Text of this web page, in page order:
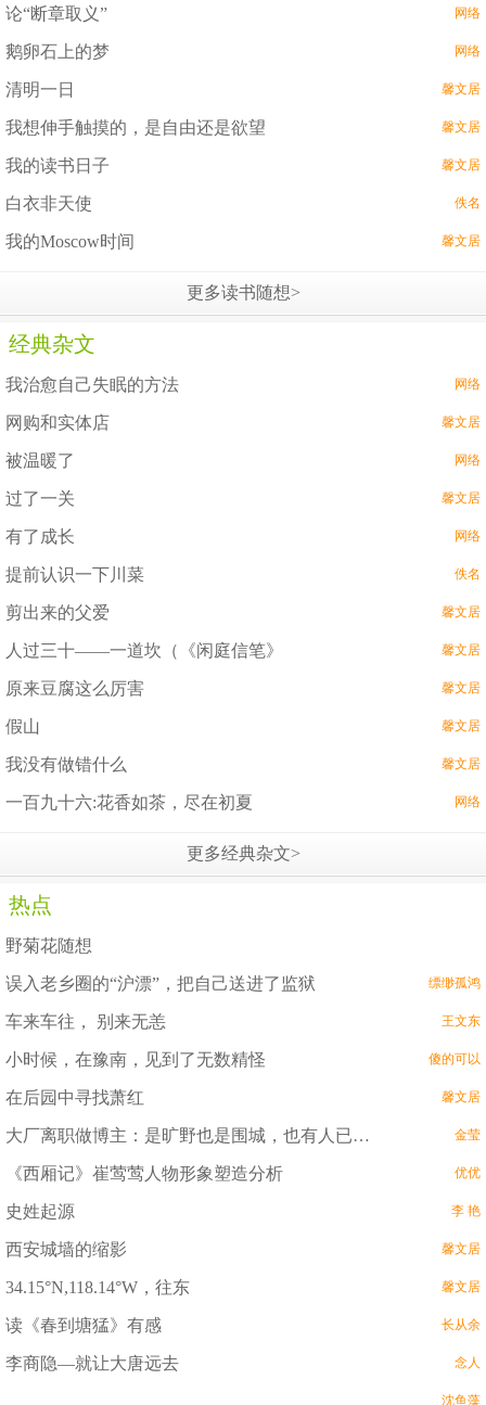
论“断章取义” 网络
鹅卵石上的梦 网络
清明一日 馨文居
我想伸手触摸的，是自由还是欲望 馨文居
我的读书日子 馨文居
白衣非天使 佚名
我的Moscow时间 馨文居
更多读书随想>
经典杂文
我治愈自己失眠的方法 网络
网购和实体店 馨文居
被温暖了 网络
过了一关 馨文居
有了成长 网络
提前认识一下川菜 佚名
剪出来的父爱 馨文居
人过三十——一道坎（《闲庭信笔》 馨文居
原来豆腐这么厉害 馨文居
假山 馨文居
我没有做错什么 馨文居
一百九十六:花香如茶，尽在初夏 网络
更多经典杂文>
热点
野菊花随想
缥缈孤鸿
误入老乡圈的“沪漂”，把自己送进了监狱
王文东
车来车往， 别来无恙
傻的可以
小时候，在豫南，见到了无数精怪
馨文居
在后园中寻找萧红
金莹
大厂离职做博主：是旷野也是围城，也有人已经后悔
优优
《西厢记》崔莺莺人物形象塑造分析
李 艳
史姓起源
馨文居
西安城墙的缩影
馨文居
34.15°N,118.14°W，往东
长从余
读《春到塘猛》有感
念人
李商隐—就让大唐远去
沈鱼藻